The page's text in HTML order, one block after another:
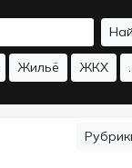
Жильё ЖКХ